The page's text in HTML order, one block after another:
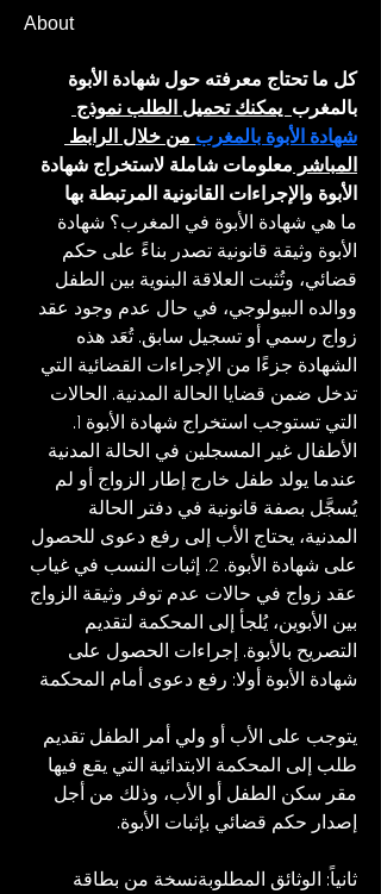
About
كل ما تحتاج معرفته حول شهادة الأبوة
بالمغرب يمكنك تحميل الطلب نموذج
شهادة الأبوة بالمغرب من خلال الرابط
المباشر معلومات شاملة لاستخراج شهادة
الأبوة والإجراءات القانونية المرتبطة بها
ما هي شهادة الأبوة في المغرب؟ شهادة
الأبوة وثيقة قانونية تصدر بناءً على حكم
قضائي، وتُثبت العلاقة البنوية بين الطفل
ووالده البيولوجي، في حال عدم وجود عقد
زواج رسمي أو تسجيل سابق. تُعَد هذه
الشهادة جزءًا من الإجراءات القضائية التي
تدخل ضمن قضايا الحالة المدنية. الحالات
التي تستوجب استخراج شهادة الأبوة 1.
الأطفال غير المسجلين في الحالة المدنية
عندما يولد طفل خارج إطار الزواج أو لم
يُسجَّل بصفة قانونية في دفتر الحالة
المدنية، يحتاج الأب إلى رفع دعوى للحصول
على شهادة الأبوة. 2. إثبات النسب في غياب
عقد زواج في حالات عدم توفر وثيقة الزواج
بين الأبوين، يُلجأ إلى المحكمة لتقديم
التصريح بالأبوة. إجراءات الحصول على
شهادة الأبوة أولا: رفع دعوى أمام المحكمة
يتوجب على الأب أو ولي أمر الطفل تقديم
طلب إلى المحكمة الابتدائية التي يقع فيها
مقر سكن الطفل أو الأب، وذلك من أجل
إصدار حكم قضائي بإثبات الأبوة.
ثانياً: الوثائق المطلوبةنسخة من بطاقة